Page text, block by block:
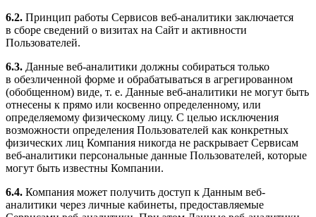
6.2. Принцип работы Сервисов веб-аналитики заключается
в сборе сведений о визитах на Сайт и активности
Пользователей.
6.3. Данные веб-аналитики должны собираться только
в обезличенной форме и обрабатываться в агрегированном
(обобщенном) виде, т. е. Данные веб-аналитики не могут быть
отнесены к прямо или косвенно определенному, или
определяемому физическому лицу. С целью исключения
возможности определения Пользователей как конкретных
физических лиц Компания никогда не раскрывает Сервисам
веб-аналитики персональные данные Пользователей, которые
могут быть известны Компании.
6.4. Компания может получить доступ к Данным веб-
аналитики через личные кабинеты, предоставляемые